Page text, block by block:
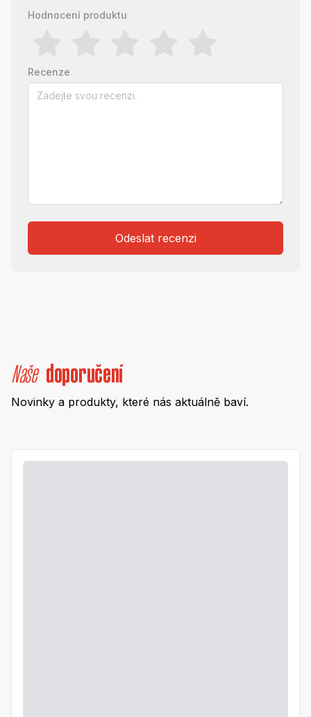
Hodnocení produktu
Recenze
Odeslat recenzi
Naše doporučení
Novinky a produkty, které nás aktuálně baví.